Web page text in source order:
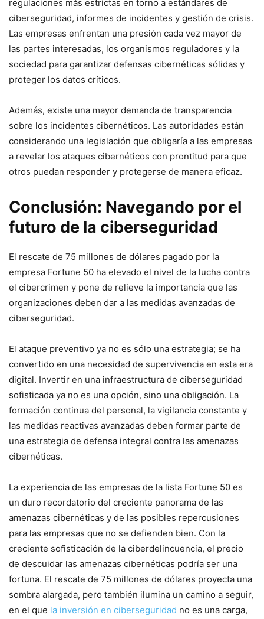
regulaciones más estrictas ⁤en torno a estándares de
ciberseguridad, informes de incidentes y gestión de crisis.
Las empresas enfrentan una presión ⁢cada vez mayor ⁢de
las partes interesadas, los organismos reguladores y la
sociedad para garantizar defensas cibernéticas sólidas y
proteger​ los datos críticos.
Además,⁣ existe una mayor⁢ demanda de transparencia‌
sobre los incidentes cibernéticos.⁢ Las ‍autoridades están
considerando una legislación que obligaría a las ⁤empresas​
a ⁤revelar los ataques ⁤cibernéticos con prontitud para‌ que
otros puedan responder y protegerse de manera eficaz.
Conclusión: Navegando por⁢ el
futuro de la ciberseguridad
El⁢ rescate de 75 millones ‍de dólares pagado por‌ la
empresa Fortune 50 ha ‍elevado el nivel de la lucha contra
el cibercrimen ⁣y pone de relieve‌ la importancia ‍que las
organizaciones deben dar a⁢ las medidas avanzadas ‌de
ciberseguridad.
El ataque preventivo ya no es sólo una estrategia; se ha⁢
convertido en una necesidad de supervivencia en esta⁢ era
⁣digital. Invertir en una infraestructura de ciberseguridad
sofisticada ya ​no es una opción,⁢ sino‌ una obligación. La‌
formación continua del personal, la vigilancia constante y
las medidas reactivas avanzadas deben formar parte de
una ⁣estrategia de defensa integral contra las ‌amenazas
cibernéticas.
La experiencia de las empresas de la lista Fortune ⁤50‍ es
un duro recordatorio del creciente panorama de las
amenazas cibernéticas y ⁢de ​las posibles repercusiones
para​ las empresas que no se defienden bien. Con la
creciente​ sofisticación de la ciberdelincuencia, el precio
de ‍descuidar las amenazas⁤ cibernéticas podría ser una
fortuna. El rescate de‍ 75 millones de dólares proyecta una
sombra alargada, pero también ilumina ‍un ‍camino a seguir,
⁣en el que la inversión en ciberseguridad no es ‍una carga,